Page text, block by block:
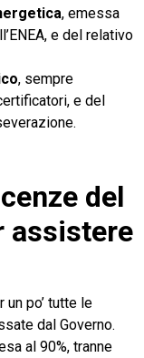
, emessa
e del relativo
, sempre
e del
del
assistere
po’ tutte le
dal Governo.
al 90%, tranne